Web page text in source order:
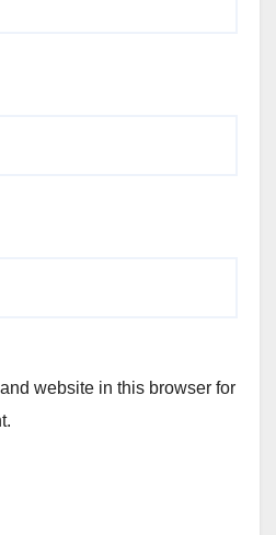
website in this browser for